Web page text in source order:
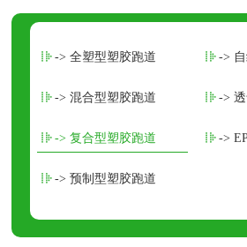
-> 全塑型塑胶跑道 ->
-> 混合型塑胶跑道 ->
-> 复合型塑胶跑道 ->
-> 预制型塑胶跑道